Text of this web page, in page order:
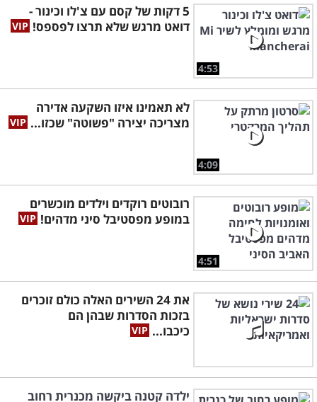
4:53
5 דקות של קסם עם צ'לו וכינור -
דואט מרגש שלא תרצו לפספס!
4:09
לא תאמינו איזו השקעה אדירה
מצריכה יצירה "פשוטה" שכזו...
4:51
רובוטים רוקדים וילדים מוכשרים
במופע מפסטיבל סיני מדהים!
את 24 השירים האלה כולם זוכרים
בזכות הסדרות שבהן הם
כיכבו...
ילדה קטנה ביקשה מכנרית רחוב